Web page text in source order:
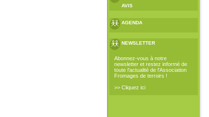
AVIS
AGENDA
NEWSLETTER
Abonnez-vous à notre
newsletter et restez informé de
toute l'actualité de l'Association
Fromages de terroirs !
>> Cliquez ici